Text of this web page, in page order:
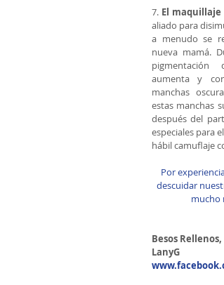
7. El maquillaje
aliado para
a menudo se
nueva mamá.
aumenta y
manchas
estas manchas
después del
especiales para
hábil camuflaje
Por
descuidar
mucho
Besos Rellenos,
LanyG